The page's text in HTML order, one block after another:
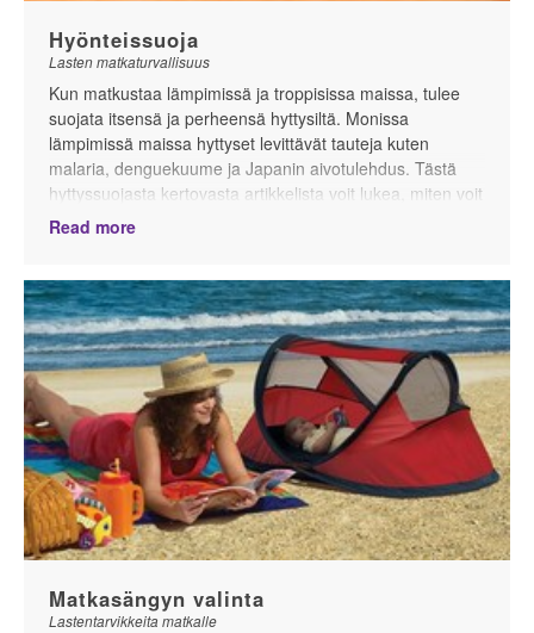
Hyönteissuoja
Lasten matkaturvallisuus
Kun matkustaa lämpimissä ja troppisissa maissa, tulee
suojata itsensä ja perheensä hyttysiltä. Monissa
lämpimissä maissa hyttyset levittävät tauteja kuten
malaria, denguekuume ja Japanin aivotulehdus. Tästä
hyttyssuojasta kertovasta artikkelista voit lukea, miten voit
suojata lapsesi hyttysten puremilta.
Read more
Matkasängyn valinta
Lastentarvikkeita matkalle